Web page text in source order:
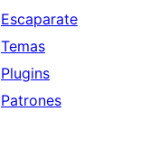
Escaparate
Temas
Plugins
Patrones